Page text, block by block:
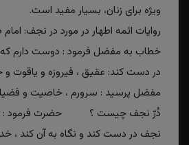
ویژه برای زنان،
روایات ائمه اطهار در مورد در نجف:
خطاب به مفضل فرمود : دوست دارم که
در دست کند: عقیق ، فیروزه و یاقوت
مفضل پرسید : سرورم ، خاصیت و
دُرّ نجف چیست ؟ حضرت فرمود :
نجف در دست کند و نگاه به آن کند ،